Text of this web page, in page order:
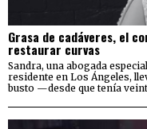
Grasa de cadáveres, el
restaurar curvas
Sandra, una abogada
residente en Los Ángeles,
busto —desde que tenía